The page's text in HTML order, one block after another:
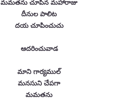
మమతను చూపిన మహారాజు
దీనుల పాలిట
దయ చూపించుచు
ఆదరించువాడ
మాని గార్యముల్
మనసుని చేపగా
మమతను